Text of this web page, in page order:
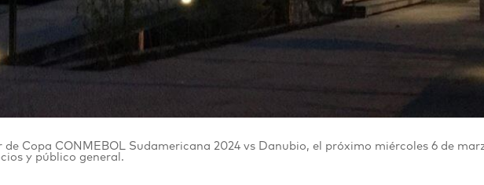
Copa CONMEBOL Sudamericana 2024 vs Danubio, el próximo miércoles 6 de
y público general.